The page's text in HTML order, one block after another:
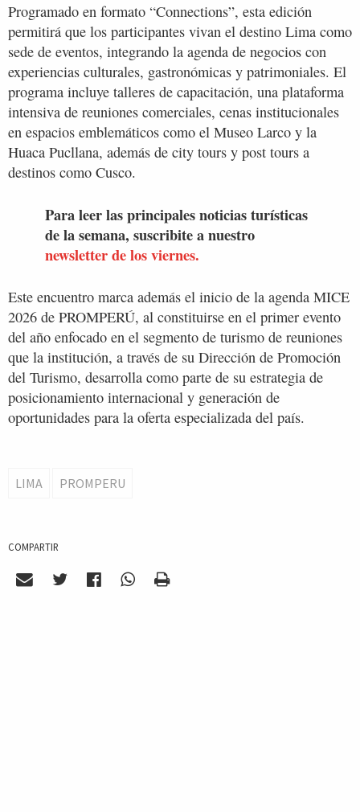
Programado en formato “Connections”, esta edición
permitirá que los participantes vivan el destino Lima como
sede de eventos, integrando la agenda de negocios con
experiencias culturales, gastronómicas y patrimoniales. El
programa incluye talleres de capacitación, una plataforma
intensiva de reuniones comerciales, cenas institucionales
en espacios emblemáticos como el Museo Larco y la
Huaca Pucllana, además de city tours y post tours a
destinos como Cusco.
Para leer las principales noticias turísticas
de la semana, suscribite a nuestro
newsletter de los viernes.
Este encuentro marca además el inicio de la agenda MICE
2026 de PROMPERÚ, al constituirse en el primer evento
del año enfocado en el segmento de turismo de reuniones
que la institución, a través de su Dirección de Promoción
del Turismo, desarrolla como parte de su estrategia de
posicionamiento internacional y generación de
oportunidades para la oferta especializada del país.
LIMA PROMPERU
COMPARTIR